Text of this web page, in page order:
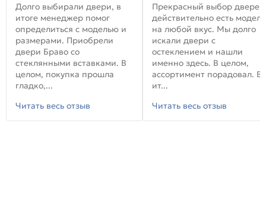
Долго выбирали двери, в
итоге менеджер помог
определиться с моделью и
размерами. Приобрели
двери Браво со
стеклянными вставками. В
целом, покупка прошла
гладко,...
Читать весь отзыв
Прекрасный выбор
действительно есть модели
на любой вкус. Мы долго
искали двери с
остеклением и нашли
именно здесь. В целом,
ассортимент порадовал. В
ит...
Читать весь отзыв